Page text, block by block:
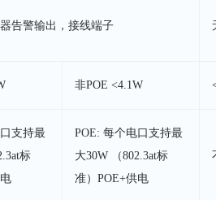
告警输出，接线端子
非POE <4.1W
支持最
标
POE: 每个电口支持最
大30W （802.3at标
准）POE+供电